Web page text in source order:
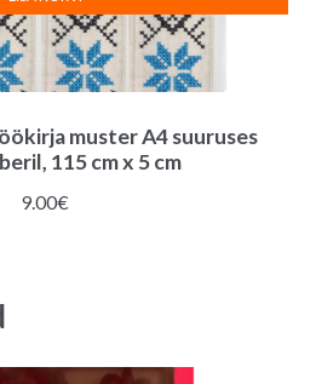
muster A4 suuruses
115 cm x 5 cm
9.00€